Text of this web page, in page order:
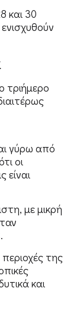
και 30
τριήμερο
γύρω από
οι
είναι
με μικρή
της
και